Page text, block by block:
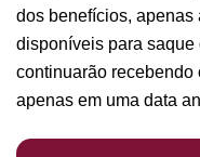
dos benefícios, apenas
disponíveis para
continuarão recebendo
apenas em uma data